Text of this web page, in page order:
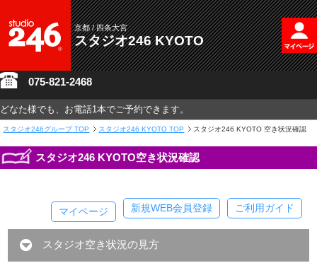
京都 / 四条大宮
スタジオ246 KYOTO
075-821-2468
どなた様でも、お電話1本でご予約できます。
スタジオ246グループ TOP スタジオ246 KYOTO TOP スタジオ246 KYOTO 空き状況確認
スタジオ246 KYOTO空き状況確認
ご利用ガイド
新規WEB会員登録
マイページ
スタジオ空き状況の見方